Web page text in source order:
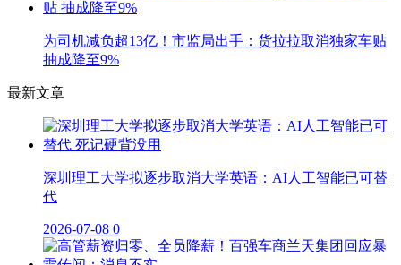
为司机减负超13亿！市监局出手：货拉拉取消独家车贴
抽成降至9%
最新文章
深圳理工大学拟逐步取消大学英语：AI人工智能已可替
代
2026-07-08 0